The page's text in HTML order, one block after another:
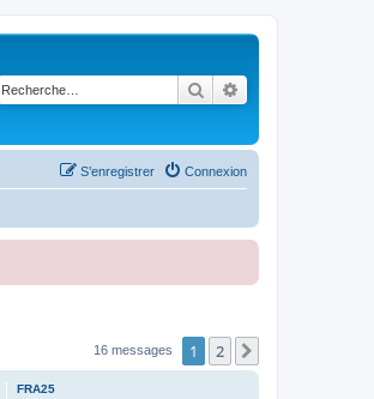
Rechercher
Connexion
S’enregistrer
16 messages 1 2
FRA25